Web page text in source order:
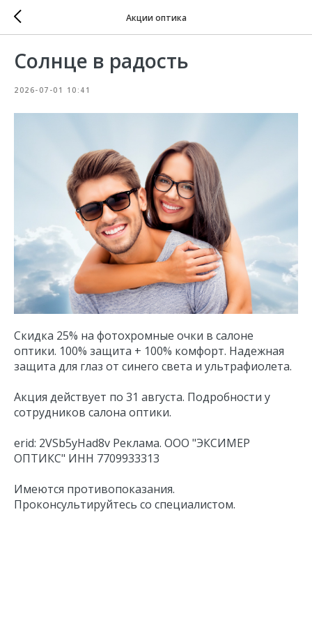
Акции оптика
Солнце в радость
2026-07-01 10:41
Скидка 25% на фотохромные очки в салоне
оптики. 100% защита + 100% комфорт. Надежная
защита для глаз от синего света и ультрафиолета.
Акция действует по 31 августа. Подробности у
сотрудников салона оптики.
erid: 2VSb5yHad8v Реклама. ООО "ЭКСИМЕР
ОПТИКС" ИНН 7709933313
Имеются противопоказания.
Проконсультируйтесь со специалистом.